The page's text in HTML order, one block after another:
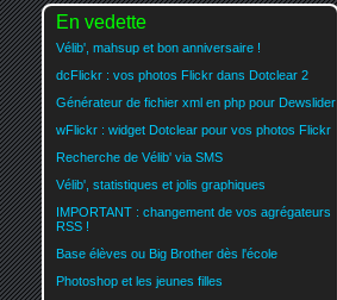
En vedette
Vélib', mahsup et bon anniversaire !
dcFlickr : vos photos Flickr dans Dotclear 2
Générateur de fichier xml en php pour Dewslider
wFlickr : widget Dotclear pour vos photos Flickr
Recherche de Vélib' via SMS
Vélib', statistiques et jolis graphiques
IMPORTANT : changement de vos agrégateurs
RSS !
Base élèves ou Big Brother dès l'école
Photoshop et les jeunes filles